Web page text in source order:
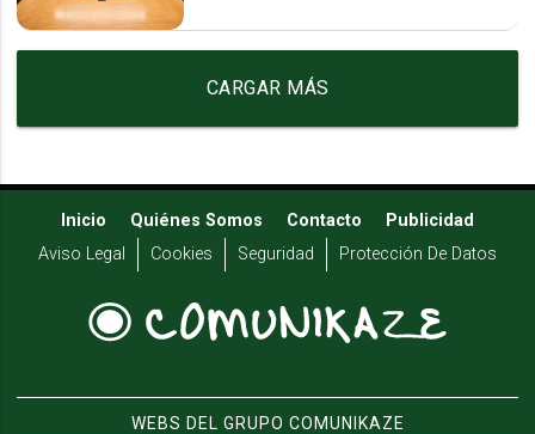
CARGAR MÁS
Inicio Quiénes Somos Contacto
Publicidad
Aviso Legal
Cookies Seguridad Protección De Datos
WEBS DEL GRUPO COMUNIKAZE